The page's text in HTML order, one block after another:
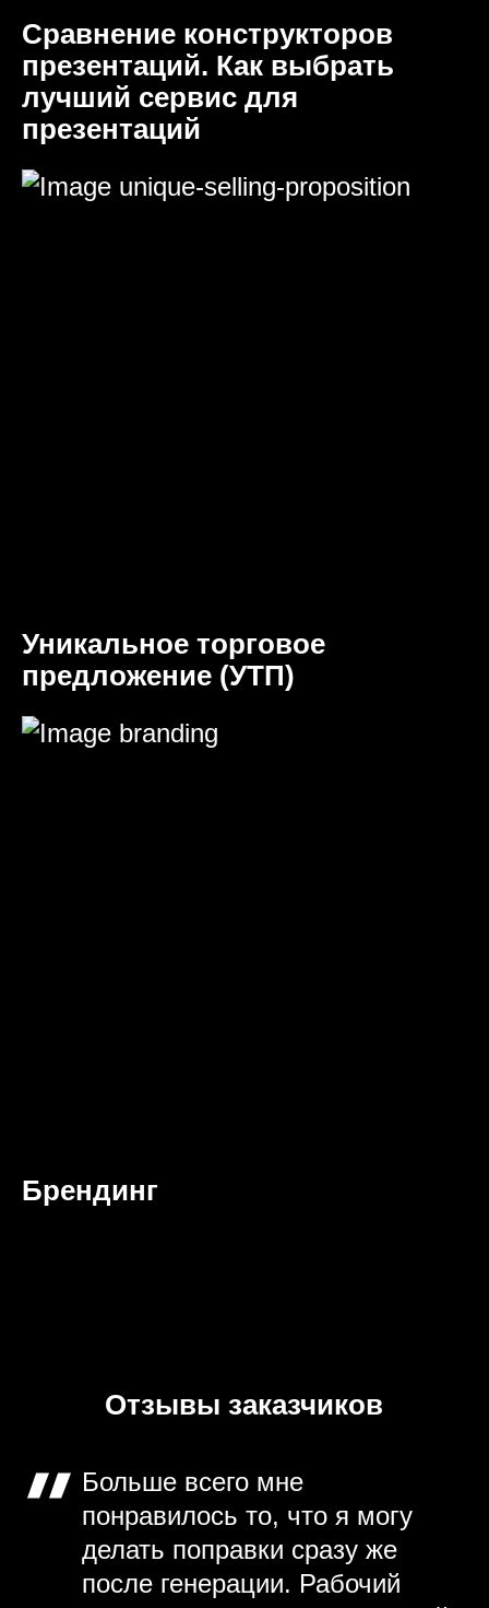
Сравнение конструкторов
презентаций. Как выбрать
лучший сервис для
презентаций
Уникальное торговое
предложение (УТП)
Брендинг
Отзывы заказчиков
Больше всего мне
понравилось то, что я могу
делать поправки сразу же
после генерации. Рабочий